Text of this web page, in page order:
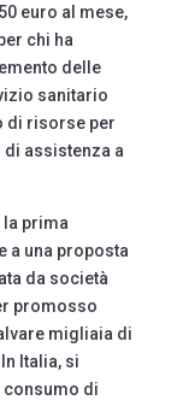
euro al mese,
chi ha
delle
sanitario
di risorse per
assistenza a
la prima
a una proposta
da società
promosso
migliaia di
Italia, si
consumo di